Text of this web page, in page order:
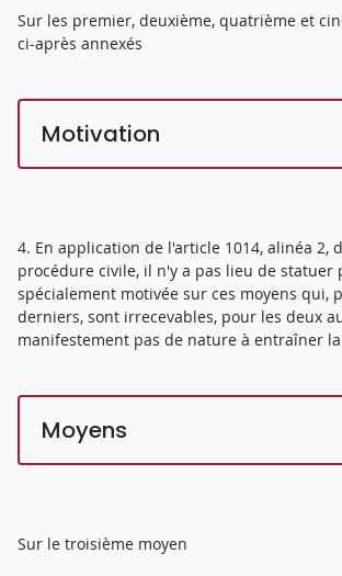
Sur les premier, deuxième, quatrième et
ci-après annexés
Motivation
4. En application de l'article 1014, alinéa 2,
procédure civile, il n'y a pas lieu de statuer
spécialement motivée sur ces moyens qui,
derniers, sont irrecevables, pour les deux
manifestement pas de nature à entraîner
Moyens
Sur le troisième moyen